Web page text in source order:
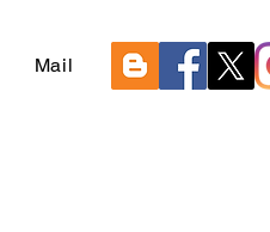
Mail